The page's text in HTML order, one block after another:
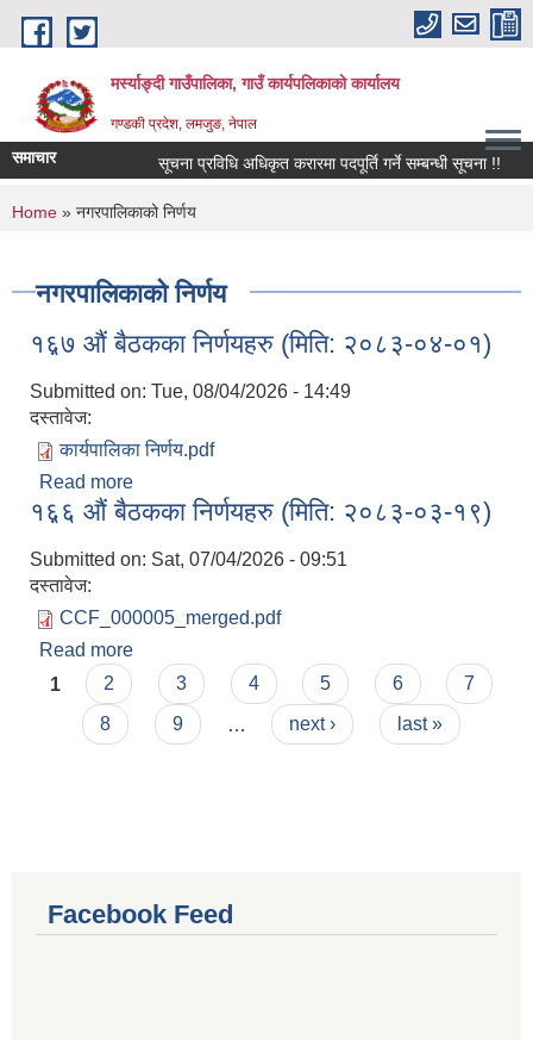
Skip to main content
मर्स्याङ्दी गाउँपालिका, गाउँ कार्यपलिकाको कार्यालय
गण्डकी प्रदेश, लमजुङ, नेपाल
समाचार सूचना प्रविधि अधिकृत करारमा पदपूर्ति गर्ने सम्बन्धी सूचना !!
You are here
Home » नगरपालिकाको निर्णय
नगरपालिकाको निर्णय
१६़७ औं बैठकका निर्णयहरु (मिति: २०८३-०४-०१)
Submitted on: Tue, 08/04/2026 - 14:49
दस्तावेज:
कार्यपालिका निर्णय.pdf
Read more
१६़६ औं बैठकका निर्णयहरु (मिति: २०८३-०३-१९)
Submitted on: Sat, 07/04/2026 - 09:51
दस्तावेज:
CCF_000005_merged.pdf
Read more
Pages
1 2 3 4 5 6
7
8
9 next › last »
Facebook Feed